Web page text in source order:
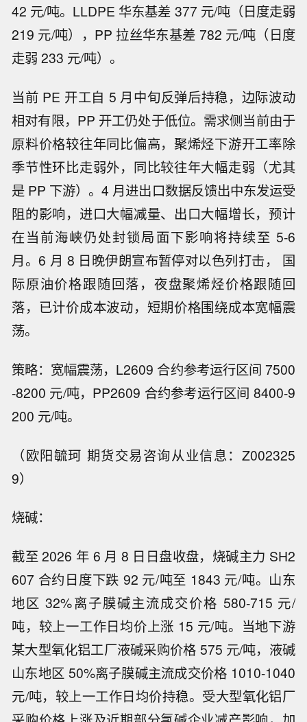
42 元/吨。LLDPE 华东基差 377 元/吨（日度走弱
219 元/吨），PP 拉丝华东基差 782 元/吨（日度
走弱 233 元/吨）。
当前 PE 开工自 5 月中旬反弹后持稳，边际波动
相对有限，PP 开工仍处于低位。需求侧当前由于
原料价格较往年同比偏高，聚烯烃下游开工率除
季节性环比走弱外，同比较往年大幅走弱（尤其
是 PP 下游）。4 月进出口数据反馈出中东发运受
阻的影响，进口大幅减量、出口大幅增长，预计
在当前海峡仍处封锁局面下影响将持续至 5-6
月。6 月 8 日晚伊朗宣布暂停对以色列打击， 国
际原油价格跟随回落，夜盘聚烯烃价格跟随回
落，已计价成本波动，短期价格围绕成本宽幅震
荡。
策略：宽幅震荡，L2609 合约参考运行区间 7500
-8200 元/吨，PP2609 合约参考运行区间 8400-9
200 元/吨。
（欧阳毓珂 期货交易咨询从业信息：Z002325
9）
烧碱：
截至 2026 年 6 月 8 日日盘收盘，烧碱主力 SH2
607 合约日度下跌 92 元/吨至 1843 元/吨。山东
地区 32%离子膜碱主流成交价格 580-715 元/
吨，较上一工作日均价上涨 15 元/吨。当地下游
某大型氧化铝工厂液碱采购价格 575 元/吨，液碱
山东地区 50%离子膜碱主流成交价格 1010-1040
元/吨，较上一工作日均价持稳。受大型氧化铝厂